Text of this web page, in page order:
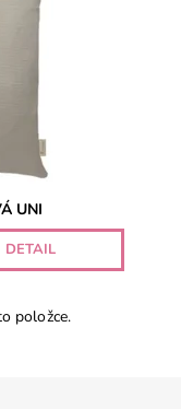
UNI
DETAIL
položce.